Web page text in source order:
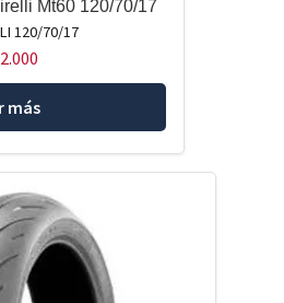
Mt60 120/70/17
120/70/17
más